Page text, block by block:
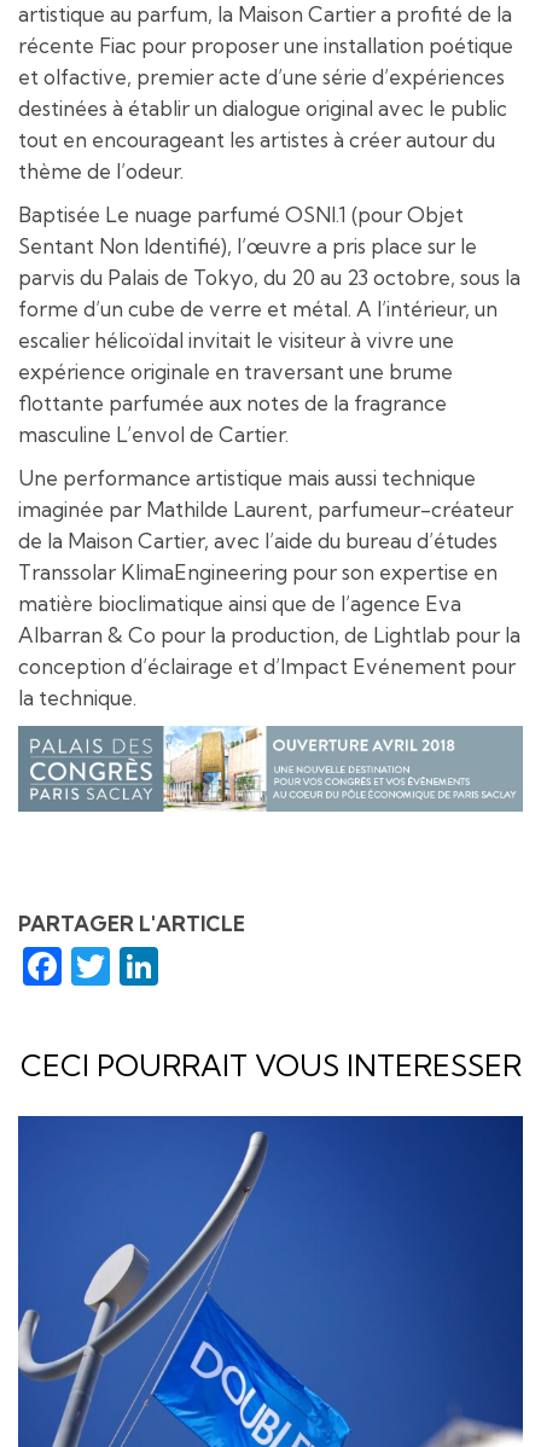
artistique au parfum, la Maison Cartier a profité de la
récente Fiac pour proposer une installation poétique
et olfactive, premier acte d’une série d’expériences
destinées à établir un dialogue original avec le public
tout en encourageant les artistes à créer autour du
thème de l’odeur.
Baptisée Le nuage parfumé OSNI.1 (pour Objet
Sentant Non Identifié), l’œuvre a pris place sur le
parvis du Palais de Tokyo, du 20 au 23 octobre, sous la
forme d’un cube de verre et métal. A l’intérieur, un
escalier hélicoïdal invitait le visiteur à vivre une
expérience originale en traversant une brume
flottante parfumée aux notes de la fragrance
masculine L’envol de Cartier.
Une performance artistique mais aussi technique
imaginée par Mathilde Laurent, parfumeur-créateur
de la Maison Cartier, avec l’aide du bureau d’études
Transsolar KlimaEngineering pour son expertise en
matière bioclimatique ainsi que de l’agence Eva
Albarran & Co pour la production, de Lightlab pour la
conception d’éclairage et d’Impact Evénement pour
la technique.
PARTAGER L'ARTICLE
Facebook
Twitter
CECI POURRAIT VOUS INTERESSER